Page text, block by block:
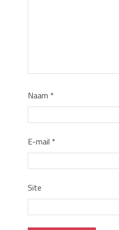
Naam *
E-mail *
Site